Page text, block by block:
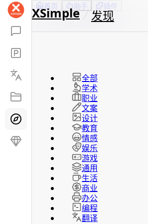
XSimple 发现
首页 助手 插件
全部
学术
职业
文案
设计
教育
情感
娱乐
游戏
通用
生活
商业
办公
编程
翻译